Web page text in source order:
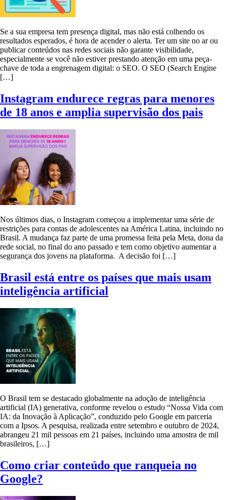
Se a sua empresa tem presença digital, mas não está colhendo os
resultados esperados, é hora de acender o alerta. Ter um site no ar ou
publicar conteúdos nas redes sociais não garante visibilidade,
especialmente se você não estiver prestando atenção em uma peça-
chave de toda a engrenagem digital: o SEO. O SEO (Search Engine
[…]
Instagram endurece regras para menores
de 18 anos e amplia supervisão dos pais
Nos últimos dias, o Instagram começou a implementar uma série de
restrições para contas de adolescentes na América Latina, incluindo no
Brasil. A mudança faz parte de uma promessa feita pela Meta, dona da
rede social, no final do ano passado e tem como objetivo aumentar a
segurança dos jovens na plataforma. A decisão foi […]
Brasil está entre os países que mais usam
inteligência artificial
O Brasil tem se destacado globalmente na adoção de inteligência
artificial (IA) generativa, conforme revelou o estudo “Nossa Vida com
IA: da Inovação à Aplicação”, conduzido pelo Google em parceria
com a Ipsos. A pesquisa, realizada entre setembro e outubro de 2024,
abrangeu 21 mil pessoas em 21 países, incluindo uma amostra de mil
brasileiros, […]
Como criar conteúdo que ranqueia no
Google?